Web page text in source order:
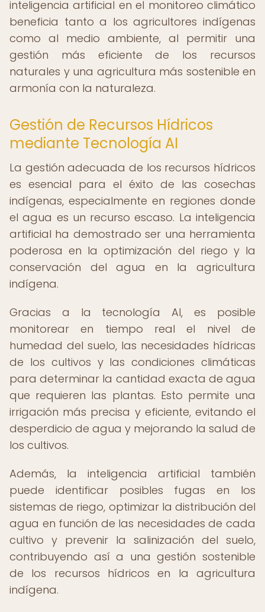
inteligencia artificial en el monitoreo climático
beneficia tanto a los agricultores indígenas
como al medio ambiente, al permitir una
gestión más eficiente de los recursos
naturales y una agricultura más sostenible en
armonía con la naturaleza.
Gestión de Recursos Hídricos
mediante Tecnología AI
La gestión adecuada de los recursos hídricos
es esencial para el éxito de las cosechas
indígenas, especialmente en regiones donde
el agua es un recurso escaso. La inteligencia
artificial ha demostrado ser una herramienta
poderosa en la optimización del riego y la
conservación del agua en la agricultura
indígena.
Gracias a la tecnología AI, es posible
monitorear en tiempo real el nivel de
humedad del suelo, las necesidades hídricas
de los cultivos y las condiciones climáticas
para determinar la cantidad exacta de agua
que requieren las plantas. Esto permite una
irrigación más precisa y eficiente, evitando el
desperdicio de agua y mejorando la salud de
los cultivos.
Además, la inteligencia artificial también
puede identificar posibles fugas en los
sistemas de riego, optimizar la distribución del
agua en función de las necesidades de cada
cultivo y prevenir la salinización del suelo,
contribuyendo así a una gestión sostenible
de los recursos hídricos en la agricultura
indígena.